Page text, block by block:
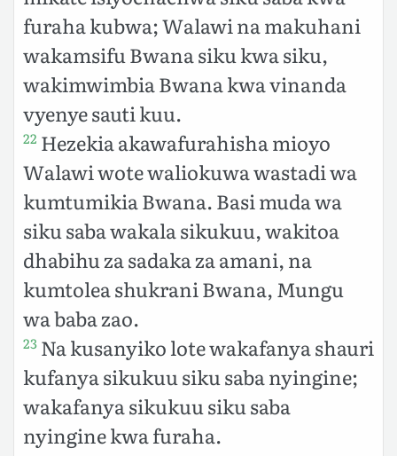
furaha kubwa; Walawi na makuhani
wakamsifu Bwana siku kwa siku,
wakimwimbia Bwana kwa vinanda
vyenye sauti kuu.
22 Hezekia akawafurahisha mioyo
Walawi wote waliokuwa wastadi wa
kumtumikia Bwana. Basi muda wa
siku saba wakala sikukuu, wakitoa
dhabihu za sadaka za amani, na
kumtolea shukrani Bwana, Mungu
wa baba zao.
23 Na kusanyiko lote wakafanya shauri
kufanya sikukuu siku saba nyingine;
wakafanya sikukuu siku saba
nyingine kwa furaha.